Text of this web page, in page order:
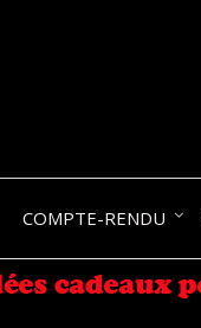
COMPTE-RENDU